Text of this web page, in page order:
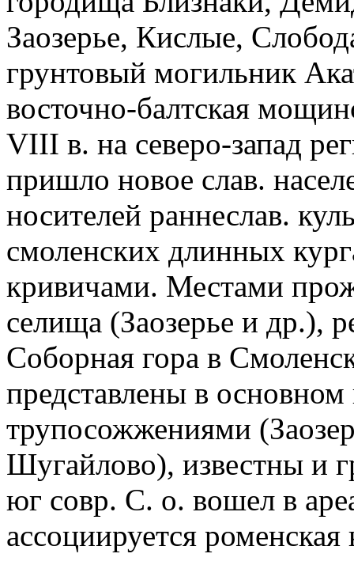
Заозерье, Кислые,
грунтовый могильник
восточно-балтская
VIII в. на северо-запад
пришло новое слав.
носителей раннеслав.
смоленских длинных
кривичами. Местами
селища (Заозерье и др.),
Соборная гора в
представлены в
трупосожжениями
Шугайлово), известны и
юг совр. С. о. вошел в
ассоциируется роменская